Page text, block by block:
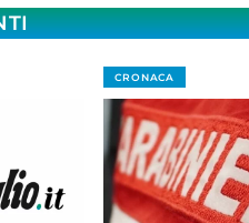
CRONACA